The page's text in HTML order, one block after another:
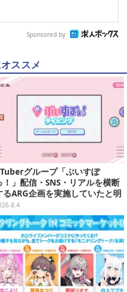
Sponsored by
ススメ
グループ「ぶいすぽ
！」配信・SNS・リアルを横断
るARG企画を実施していたと明
かに―ファンメイドらしきタイ
ングゲームが実は…